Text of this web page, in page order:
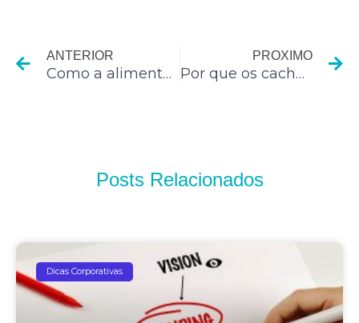
ANTERIOR
Como a alimentação funcional pode nos ajudar
PROXIMO
Por que os cachorros se esfregam no chão?
Posts Relacionados
Dicas Corporativas